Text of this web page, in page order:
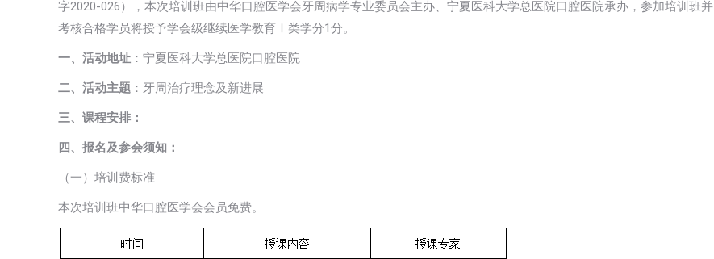
字2020-026），本次培训班由中华口腔医学会牙周病学专业委员会主办、宁夏医科大学总医院口腔医院承办，参加培训班并
考核合格学员将授予学会级继续医学教育Ⅰ类学分1分。
一、活动地址 ：宁夏医科大学总医院口腔医院
二、活动主题 ：牙周治疗理念及新进展
三、课程安排：
四、报名及参会须知：
（一）培训费标准
本次培训班中华口腔医学会会员免费。